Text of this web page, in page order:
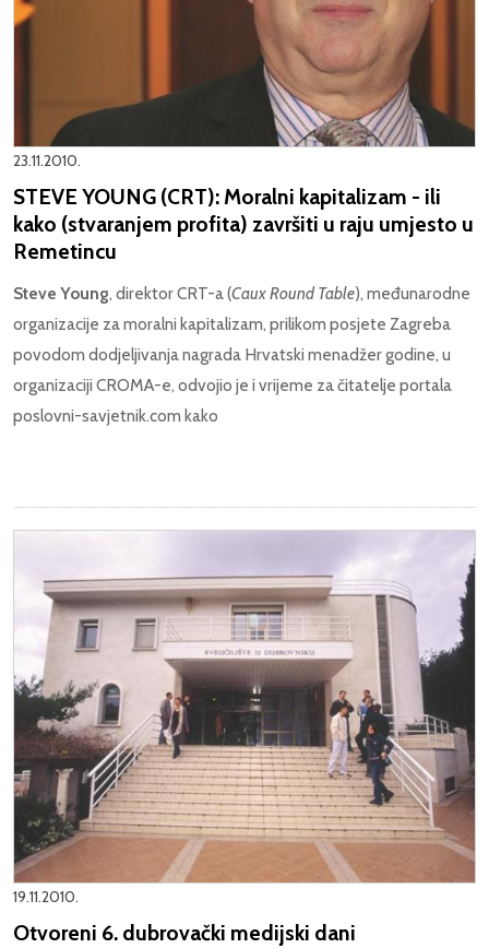
23.11.2010.
STEVE YOUNG (CRT): Moralni kapitalizam - ili
kako (stvaranjem profita) završiti u raju umjesto u
Remetincu
Steve Young, direktor CRT-a (Caux Round Table), međunarodne
organizacije za moralni kapitalizam, prilikom posjete Zagreba
povodom dodjeljivanja nagrada Hrvatski menadžer godine, u
organizaciji CROMA-e, odvojio je i vrijeme za čitatelje portala
poslovni-savjetnik.com kako
19.11.2010.
Otvoreni 6. dubrovački medijski dani